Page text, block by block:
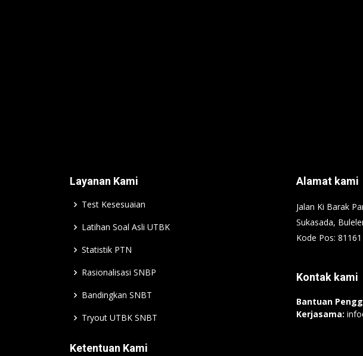
Layanan Kami
Test Kesesuaian
Latihan Soal Asli UTBK
Statistik PTN
Rasionalisasi SNBP
Bandingkan SNBT
Tryout UTBK SNBT
Ketentuan Kami
Alamat kami
Jalan Ki Barak
Sukasada,
Kode Pos: 81161
Kontak kami
Bantuan
Kerjasama: